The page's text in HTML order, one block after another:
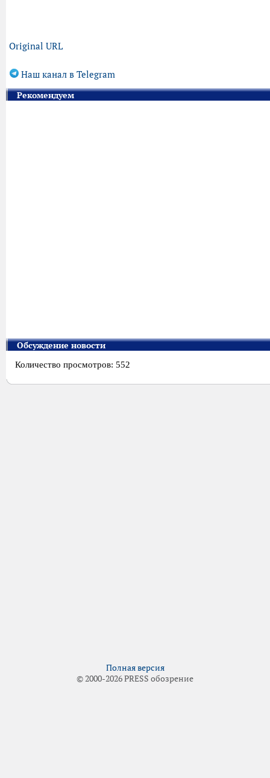
Original URL
Наш канал в Telegram
Рекомендуем
Обсуждение новости
Количество просмотров: 552
Полная версия
© 2000-2026 PRESS обозрение